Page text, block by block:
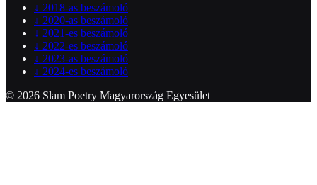
↓ 2018-as beszámoló
↓ 2020-as beszámoló
↓ 2021-es beszámoló
↓ 2022-es beszámoló
↓ 2023-as beszámoló
↓ 2024-es beszámoló
© 2026 Slam Poetry Magyarország Egyesület